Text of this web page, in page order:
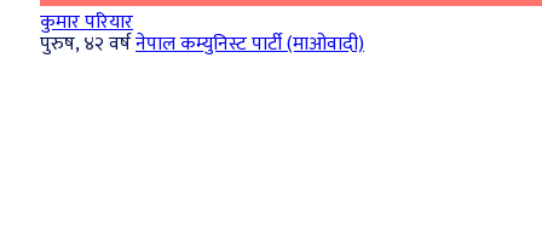
कुमार परियार
पुरुष, ४२ वर्षनेपाल कम्युनिस्ट पार्टी (माओवादी)